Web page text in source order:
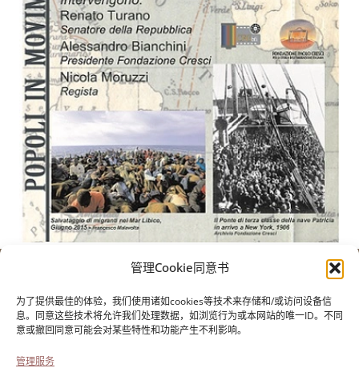
管理Cookie同意书
为了提供最佳的体验，我们使用诸如cookies等技术来存储和/或访问设备信
息。同意这些技术将允许我们处理数据，如浏览行为或本网站的唯一ID。不同
意或撤回同意可能会对某些特性和功能产生不利影响。
管理服务
保罗-克雷西基金会用于意大利移民的历史
Cortile Carrara, 1 - 55100 Lucca
电话0583 417483/4；传真0583 417770